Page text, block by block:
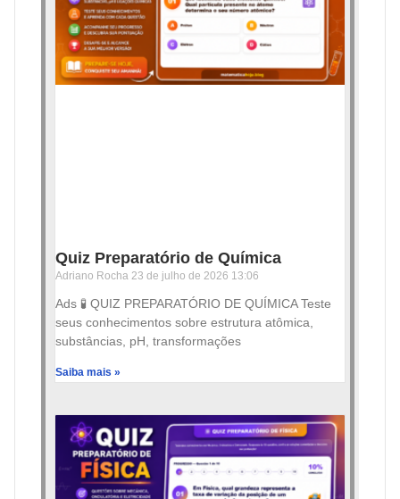
Quiz Preparatório de Química
Adriano Rocha 23 de julho de 2026 13:06
Ads 🧪 QUIZ PREPARATÓRIO DE QUÍMICA Teste
seus conhecimentos sobre estrutura atômica,
substâncias, pH, transformações
Saiba mais »